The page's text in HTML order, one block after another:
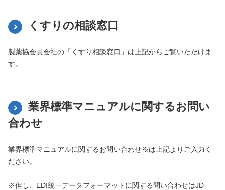
くすりの相談窓口
製薬協会員会社の「くすり相談窓口」は上記からご覧いただけま
す。
業界標準マニュアルに関するお問い
合わせ
業界標準マニュアルに関するお問い合わせ※は上記よりご入力く
ださい。
※但し、EDI統一データフォーマットに関する問い合わせはJD-